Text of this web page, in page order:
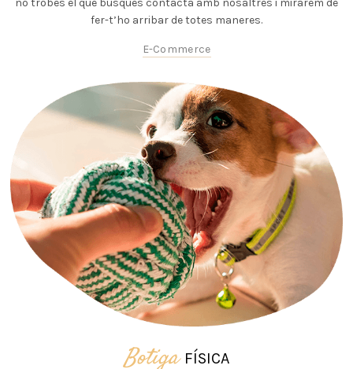
no trobes el que busques contacta amb nosaltres i mirarem de
fer-t’ho arribar de totes maneres.
E-Commerce
Botiga FÍSICA